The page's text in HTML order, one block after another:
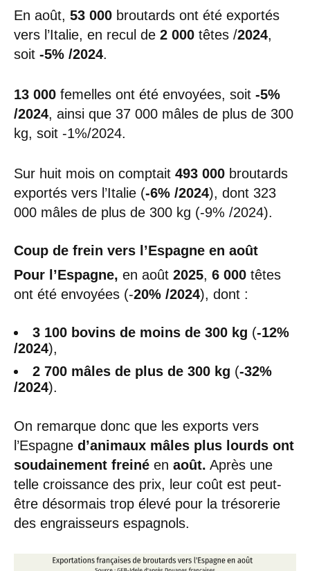
En août, 53 000 broutards ont été exportés
vers l’Italie, en recul de 2 000 têtes /2024,
soit -5% /2024.
13 000 femelles ont été envoyées, soit -5%
/2024, ainsi que 37 000 mâles de plus de 300
kg, soit -1%/2024.
Sur huit mois on comptait 493 000 broutards
exportés vers l’Italie (-6% /2024), dont 323
000 mâles de plus de 300 kg (-9% /2024).
Coup de frein vers l’Espagne en août
Pour l’Espagne, en août 2025, 6 000 têtes
ont été envoyées (-20% /2024), dont :
3 100 bovins de moins de 300 kg (-12%
/2024),
2 700 mâles de plus de 300 kg (-32%
/2024).
On remarque donc que les exports vers
l’Espagne d’animaux mâles plus lourds ont
soudainement freiné en août. Après une
telle croissance des prix, leur coût est peut-
être désormais trop élevé pour la trésorerie
des engraisseurs espagnols.